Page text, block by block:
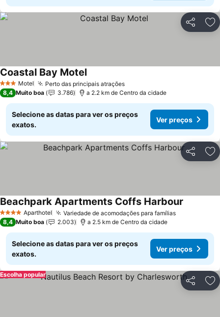
Partilhar
3 EstrelasMotel Perto das principais atraçõesVer preços
Coastal Bay MotelVer preços
8,4 Muito boa 3.786 a 2.2 km de Centro da cidade
Selecione as datas para ver os preços
exatos.
Ver preços
Partilhar
4 EstrelasAparthotel Variedade de acomodações para famíliasVer preços
Beachpark Apartments Coffs Harbour
8,4 Muito boa 2.003 a 2.5 km de Centro da cidade
Selecione as datas para ver os preços
exatos.
Ver preços
Partilhar
Escolha popular